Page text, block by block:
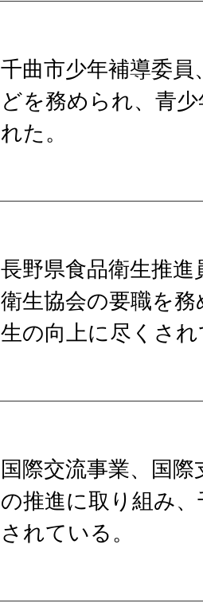
千曲市少年補導委
どを務められ、青
れた。
長野県食品衛生推
衛生協会の要職を
生の向上に尽くさ
国際交流事業、国
の推進に取り組み
されている。